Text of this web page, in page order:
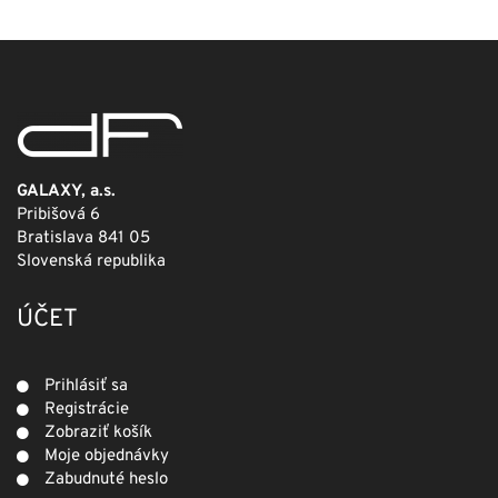
GALAXY, a.s.
Pribišová 6
Bratislava 841 05
Slovenská republika
ÚČET
Prihlásiť sa
Registrácie
Zobraziť košík
Moje objednávky
Zabudnuté heslo